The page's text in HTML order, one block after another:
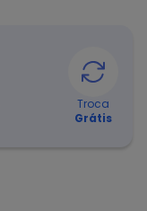
Troca
Grátis